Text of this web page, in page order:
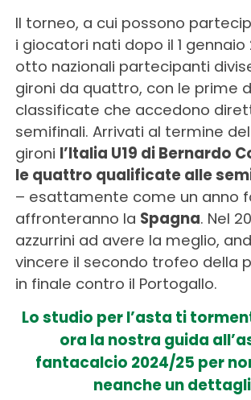
Il torneo, a cui possono
i giocatori nati dopo il 1 gennaio
otto nazionali partecipanti
gironi da quattro, con le prime
classificate che accedono
semifinali. Arrivati al termine
gironi l’Italia U19 di Bernardo
le quattro qualificate alle
– esattamente come un anno
affronteranno la Spagna. Nel
azzurrini ad avere la meglio,
vincere il secondo trofeo della
in finale contro il Portogallo.
Lo studio per l’asta ti
ora la nostra guida
fantacalcio 2024/25 per
neanche un